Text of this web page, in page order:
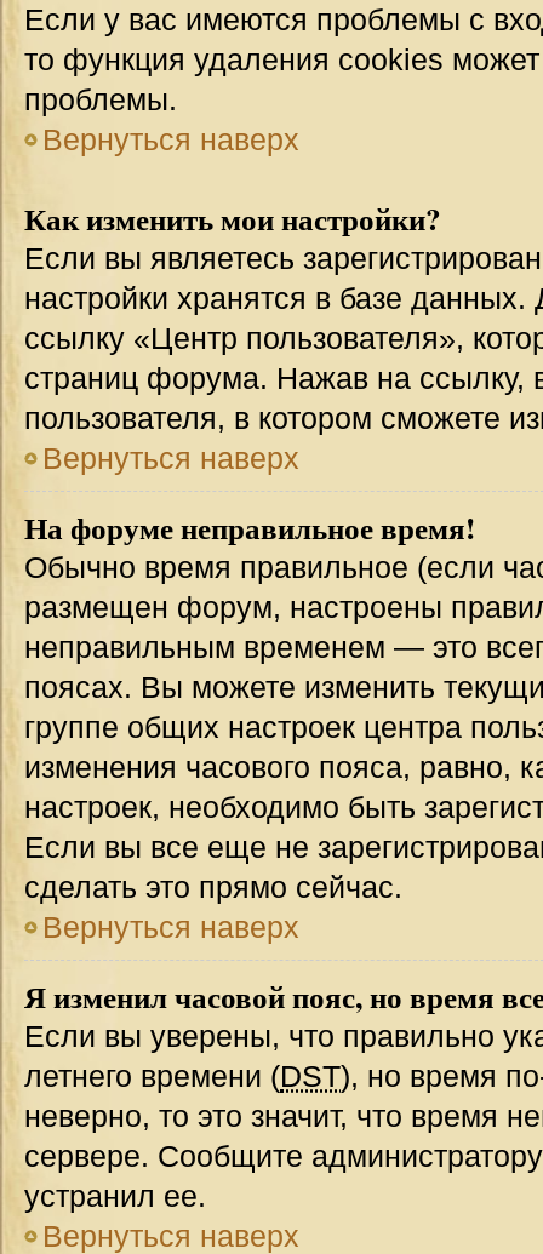
Если у вас имеются проблемы с
то функция удаления cookies
проблемы.
Вернуться наверх
Как изменить мои настройки?
Если вы являетесь
настройки хранятся в базе
ссылку «Центр пользователя»,
страниц форума. Нажав на ссылку,
пользователя, в котором сможете
Вернуться наверх
На форуме неправильное время!
Обычно время правильное (если
размещен форум, настроены
неправильным временем — это
поясах. Вы можете изменить
группе общих настроек центра
изменения часового пояса, равно,
настроек, необходимо быть
Если вы все еще не
сделать это прямо сейчас.
Вернуться наверх
Я изменил часовой пояс, но время
Если вы уверены, что правильно
летнего времени (DST), но время
неверно, то это значит, что время
сервере. Сообщите
устранил ее.
Вернуться наверх